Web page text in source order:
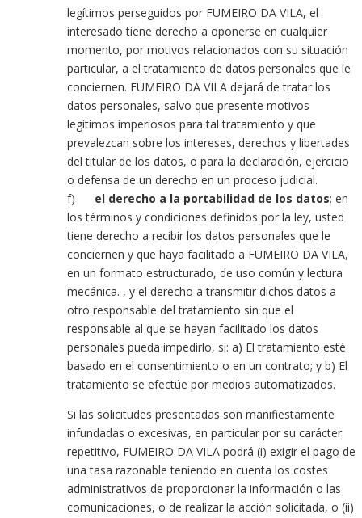
legítimos perseguidos por FUMEIRO DA VILA, el
interesado tiene derecho a oponerse en cualquier
momento, por motivos relacionados con su situación
particular, a el tratamiento de datos personales que le
conciernen. FUMEIRO DA VILA dejará de tratar los
datos personales, salvo que presente motivos
legítimos imperiosos para tal tratamiento y que
prevalezcan sobre los intereses, derechos y libertades
del titular de los datos, o para la declaración, ejercicio
o defensa de un derecho en un proceso judicial.
f) el derecho a la portabilidad de los datos: en
los términos y condiciones definidos por la ley, usted
tiene derecho a recibir los datos personales que le
conciernen y que haya facilitado a FUMEIRO DA VILA,
en un formato estructurado, de uso común y lectura
mecánica. , y el derecho a transmitir dichos datos a
otro responsable del tratamiento sin que el
responsable al que se hayan facilitado los datos
personales pueda impedirlo, si: a) El tratamiento esté
basado en el consentimiento o en un contrato; y b) El
tratamiento se efectúe por medios automatizados.
Si las solicitudes presentadas son manifiestamente
infundadas o excesivas, en particular por su carácter
repetitivo, FUMEIRO DA VILA podrá (i) exigir el pago de
una tasa razonable teniendo en cuenta los costes
administrativos de proporcionar la información o las
comunicaciones, o de realizar la acción solicitada, o (ii)